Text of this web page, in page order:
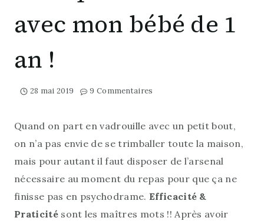
avec mon bébé de 1
an !
28 mai 2019 9 Commentaires
Quand on part en vadrouille avec un petit bout,
on n’a pas envie de se trimballer toute la maison,
mais pour autant il faut disposer de l’arsenal
nécessaire au moment du repas pour que ça ne
finisse pas en psychodrame. Efficacité &
Praticitésont les maîtres mots !! Après avoir